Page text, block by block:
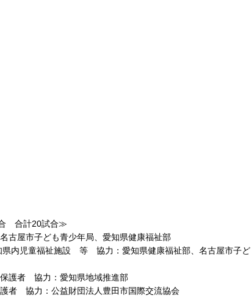
合 合計20試合≫
屋市子ども青少年局、愛知県健康福祉部
県内児童福祉施設 等 協力：愛知県健康福祉部、名古屋市子ど
護者 協力：愛知県地域推進部
者 協力：公益財団法人豊田市国際交流協会